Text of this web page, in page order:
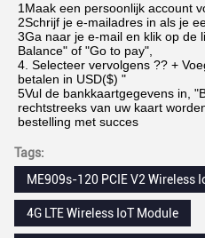
1Maak een persoonlijk account
2Schrijf je e-mailadres in als je
3Ga naar je e-mail en klik op de
Balance" of "Go to pay",
4. Selecteer vervolgens ?? +
betalen in USD($) "
5Vul de bankkaartgegevens in,
rechtstreeks van uw kaart
bestelling met succes
Tags:
ME909s-120 PCIE V2 Wireless
4G LTE Wireless IoT Module